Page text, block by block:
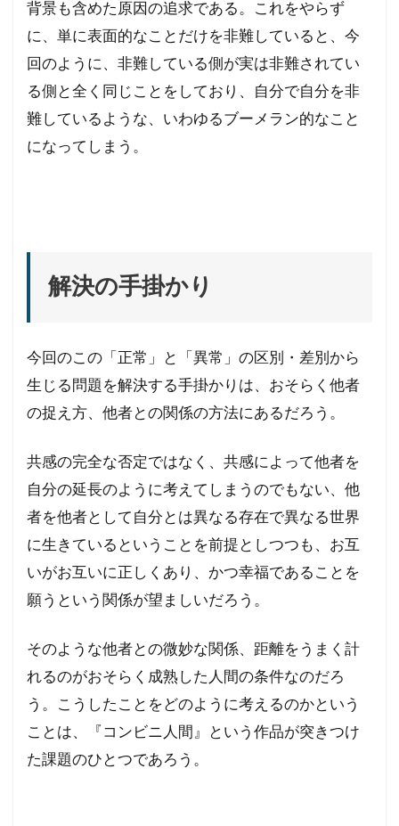
背景も含めた原因の追求である。これをやらず
に、単に表面的なことだけを非難していると、今
回のように、非難している側が実は非難されてい
る側と全く同じことをしており、自分で自分を非
難しているような、いわゆるブーメラン的なこと
になってしまう。
解決の手掛かり
今回のこの「正常」と「異常」の区別・差別から
生じる問題を解決する手掛かりは、おそらく他者
の捉え方、他者との関係の方法にあるだろう。
共感の完全な否定ではなく、共感によって他者を
自分の延長のように考えてしまうのでもない、他
者を他者として自分とは異なる存在で異なる世界
に生きているということを前提としつつも、お互
いがお互いに正しくあり、かつ幸福であることを
願うという関係が望ましいだろう。
そのような他者との微妙な関係、距離をうまく計
れるのがおそらく成熟した人間の条件なのだろ
う。こうしたことをどのように考えるのかという
ことは、『コンビニ人間』という作品が突きつけ
た課題のひとつであろう。